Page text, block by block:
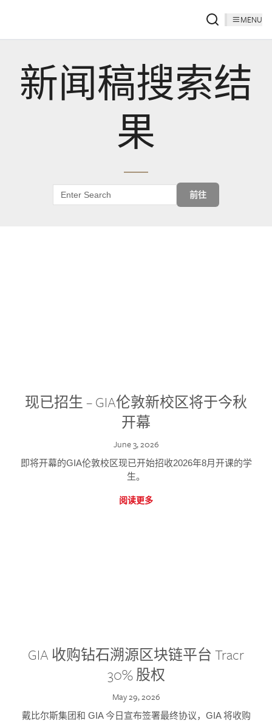
MENU
新闻稿搜索结
果
前往
现已招生 – GIA伦敦新校区将于今秋
开幕
June 3, 2026
即将开幕的GIA伦敦校区现已开始招收2026年8月开课的学
生。
阅读更多
GIA 收购钻石溯源区块链平台 Tracr
30% 股权
May 29, 2026
戴比尔斯集团和 GIA 今日宣布签署最终协议，GIA 将收购